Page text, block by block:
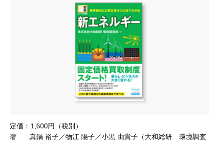
定価： 1,600円（税別）
著
真鍋 裕子／物江 陽子／小黒 由貴子（大和総研 環境調査